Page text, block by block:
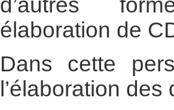
d’autres
élaboration de
Dans cette
l’élaboration